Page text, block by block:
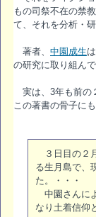
もの司祭不在の禁
て、それを分析・
著者、 中園成生
の研究に取り組んで
実は、3年も前の
この著書の骨子に
３日目の２
る生月島で、
た。・・・
中園さんに
なり土着信仰